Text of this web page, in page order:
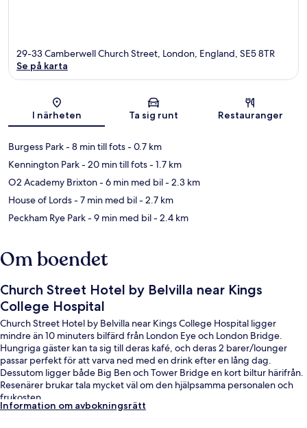
Karta
29-33 Camberwell Church Street, London, England, SE5 8TR
Se på karta
I närheten Ta sig runt Restauranger
Burgess Park- 8 min till fots- 0.7 km
Kennington Park- 20 min till fots- 1.7 km
O2 Academy Brixton- 6 min med bil- 2.3 km
House of Lords- 7 min med bil- 2.7 km
Peckham Rye Park- 9 min med bil- 2.4 km
Om boendet
Church Street Hotel by Belvilla near Kings
College Hospital
Church Street Hotel by Belvilla near Kings College Hospital ligger
mindre än 10 minuters bilfärd från London Eye och London Bridge.
Hungriga gäster kan ta sig till deras kafé, och deras 2 barer/lounger
passar perfekt för att varva ned med en drink efter en lång dag.
Dessutom ligger både Big Ben och Tower Bridge en kort biltur härifrån.
Resenärer brukar tala mycket väl om den hjälpsamma personalen och
frukosten.
Information om avbokningsrätt